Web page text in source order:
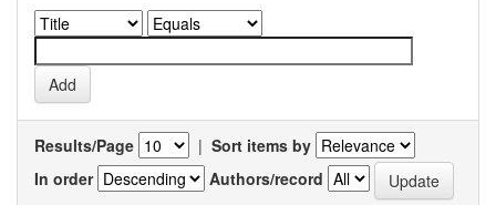
Results/Page | Sort items by
In order
Authors/record